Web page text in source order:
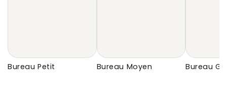
Bureau Petit Bureau Moyen Bureau